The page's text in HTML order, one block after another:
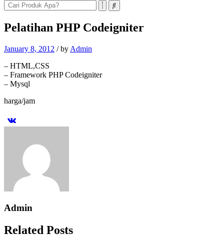
Pelatihan PHP Codeigniter
January 8, 2012 /by Admin
– HTML,CSS
– Framework PHP Codeigniter
– Mysql
harga/jam
Admin
Related Posts